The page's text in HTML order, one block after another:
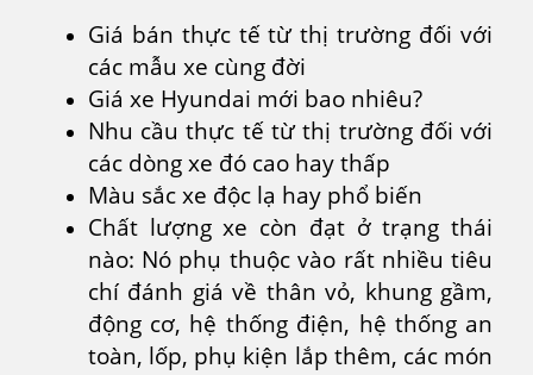
Giá bán thực tế từ thị trường đối với
các mẫu xe cùng đời
Giá xe Hyundai mới bao nhiêu?
Nhu cầu thực tế từ thị trường đối với
các dòng xe đó cao hay thấp
Màu sắc xe độc lạ hay phổ biến
Chất lượng xe còn đạt ở trạng thái
nào: Nó phụ thuộc vào rất nhiều tiêu
chí đánh giá về thân vỏ, khung gầm,
động cơ, hệ thống điện, hệ thống an
toàn, lốp, phụ kiện lắp thêm, các món